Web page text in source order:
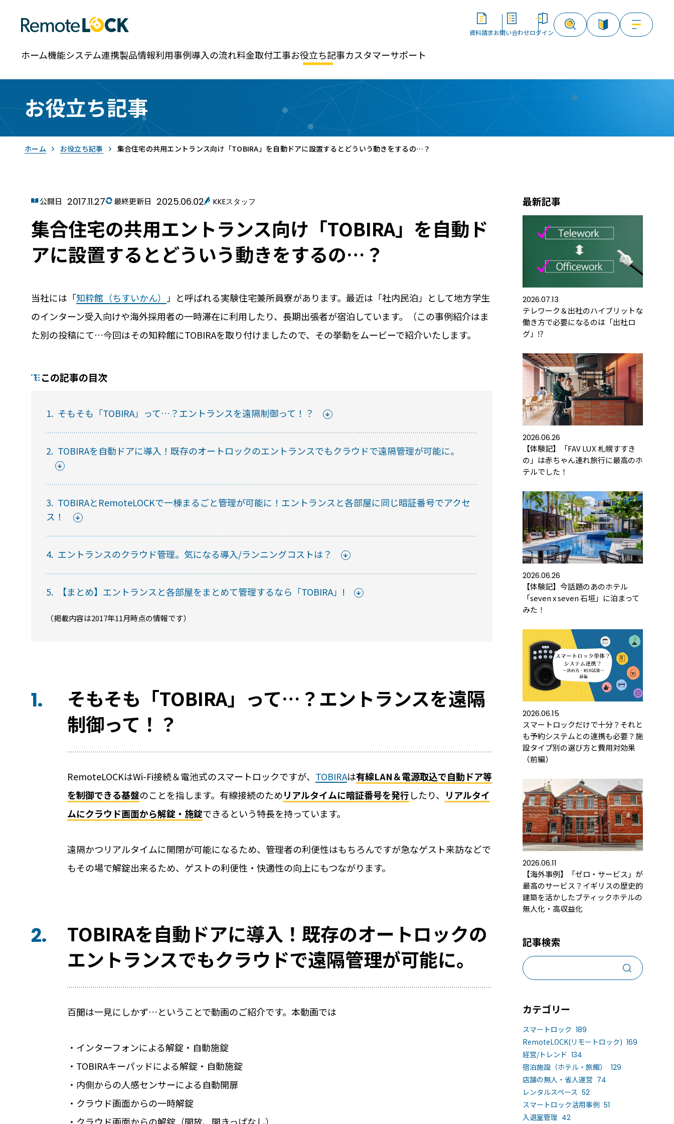
お役立ち記事
集合住宅の共用エントランス向け「TOBIRA」を自動ドアに設置するとどういう動きをするの…？
お役立ち記事
ホーム
公開日 2017.11.27 最終更新日 2025.06.02 KKEスタッフ
集合住宅の共用エントランス向け「TOBIRA」を自動ド
アに設置するとどういう動きをするの…？
当社には「知粋館（ちすいかん）
」と呼ばれる実験住宅兼所員寮があります。最近は「社内民泊」として地方学生
のインターン受入向けや海外採用者の一時滞在に利用したり、長期出張者が宿泊しています。（この事例紹介はま
た別の投稿にて…今回はその知粋館にTOBIRAを取り付けましたので、その挙動をムービーで紹介いたします。
この記事の目次
1. そもそも「TOBIRA」って…？エントランスを遠隔制御って！？
2. TOBIRAを自動ドアに導入！既存のオートロックのエントランスでもクラウドで遠隔管理が可能に。
3. TOBIRAとRemoteLOCKで一棟まるごと管理が可能に！エントランスと各部屋に同じ暗証番号でアクセ
ス！
4. エントランスのクラウド管理。気になる導入/ランニングコストは？
5. 【まとめ】エントランスと各部屋をまとめて管理するなら「TOBIRA」!
（掲載内容は2017年11月時点の情報です）
1.
そもそも「TOBIRA」って…？エントランスを遠隔
制御って！？
RemoteLOCKはWi-Fi接続＆電池式のスマートロックですが、 TOBIRAは有線LAN＆電源取込で自動ドア等
を制御できる基盤のことを指します。有線接続のためリアルタイムに暗証番号を発行したり、
リアルタイ
ムにクラウド画面から解錠・施錠できるという特長を持っています。
遠隔かつリアルタイムに開閉が可能になるため、管理者の利便性はもちろんですが急なゲスト来訪などで
もその場で解錠出来るため、ゲストの利便性・快適性の向上にもつながります。
2.
TOBIRAを自動ドアに導入！既存のオートロックの
エントランスでもクラウドで遠隔管理が可能に。
百聞は一見にしかず…ということで動画のご紹介です。本動画では
・インターフォンによる解錠・自動施錠
・TOBIRAキーパッドによる解錠・自動施錠
・内側からの人感センサーによる自動開扉
・クラウド画面からの一時解錠
最新記事
2026.07.13
テレワーク＆出社のハイブリットな
働き方で必要になるのは「出社ロ
グ」⁉
2026.06.26
【体験記】「FAV LUX 札幌すすき
の」は赤ちゃん連れ旅行に最高のホ
テルでした！
2026.06.26
【体験記】今話題のあのホテル
「seven x seven 石垣」に泊まって
みた！
2026.06.15
スマートロックだけで十分？それと
も予約システムとの連携も必要？施
設タイプ別の選び方と費用対効果
（前編）
2026.06.11
【海外事例】「ゼロ・サービス」が
最高のサービス？イギリスの歴史的
建築を活かしたブティックホテルの
無人化・高収益化
記事検索
カテゴリー
スマートロック 189
RemoteLOCK(リモートロック) 169
経営/トレンド 134
宿泊施設（ホテル・旅館）
129
店舗の無人・省人運営 74
レンタルスペース 52
スマートロック活用事例 51
入退室管理 42
資料請求お問い合わせログイン
ホーム機能システム連携製品情報利用事例導入の流れ料金取付工事お役立ち記事カスタマーサポート
資料請求お問い合わせログイン
RemoteLOCK
機能
できるの？をご紹介します
詳しくみる
利用事例
詳しくみる
導入の流れ
詳しくみる
料金
お客さまから寄せられた
ご質問をご紹介します
詳しくみる
セミナー
RemoteLOCKの活用術や業界別の最新事例をご紹介など、不定期で開催し
ています。
3分でわかる！RemoteLOCK機種の選び方動画
はじめての方におすすめの記事
スマートロックと結露・錆（サビ）の問題を徹底解説！
防水・防錆について知っておきたいこと
【まとめ】スマートロック解説 今年度こそ、ビジネス
スマートロックとは？カギのIoT化、仕組みとメリットを
宿泊施設
RemoteLOCKを導入するメリット
活用事例
ホテルや宿泊施設に導入するスマートロックの選び方とポイント
を解説
Apple ウォレットを使った宿泊施設のキーレス化とは？
レンタルスペース
RemoteLOCKを導入するメリット
活用事例
レンタルスペースでの運用におすすめの記事３選
レンタルスペースの売上アップ策、集客手段と予約システム6選
トラブルが少ないレンタルスペースの鍵の受け渡しとは？
レンタルスペースの事業化、運営で気を付けるべき5つのポイン
ト。
店舗
RemoteLOCKを導入するメリット
活用事例
お客さまの声
活用事例